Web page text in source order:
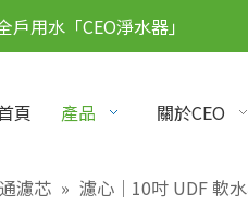
用水「CEO淨水器」
頁 產品 關於CEO
濾芯 » 濾心｜10吋 UDF 軟